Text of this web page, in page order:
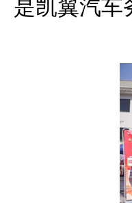
是凯翼汽车